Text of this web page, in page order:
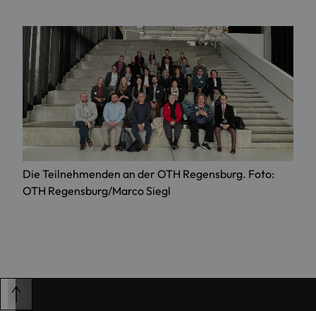
Die Teilnehmenden an der OTH Regensburg. Foto:
OTH Regensburg/Marco Siegl